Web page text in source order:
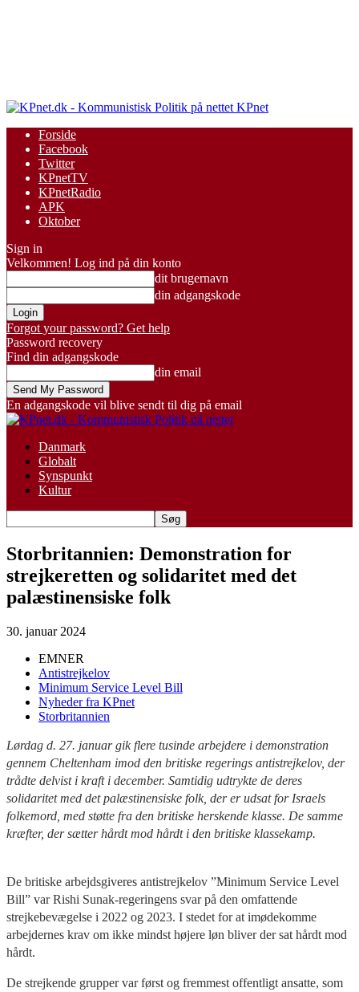
KPnet
Forside
Facebook
Twitter
KPnetTV
KPnetRadio
APK
Oktober
Sign in
Velkommen! Log ind på din konto
dit brugernavn
din adgangskode
Forgot your password? Get help
Password recovery
Find din adgangskode
din email
En adgangskode vil blive sendt til dig på email
Danmark
Globalt
Synspunkt
Kultur
Storbritannien: Demonstration for
strejkeretten og solidaritet med det
palæstinensiske folk
30. januar 2024
EMNER
Antistrejkelov
Minimum Service Level Bill
Nyheder fra KPnet
Storbritannien
Lørdag d. 27. januar gik flere tusinde arbejdere i demonstration
gennem Cheltenham imod den britiske regerings antistrejkelov, der
trådte delvist i kraft i december. Samtidig udtrykte de deres
solidaritet med det palæstinensiske folk, der er udsat for Israels
folkemord, med støtte fra den britiske herskende klasse. De samme
kræfter, der sætter hårdt mod hårdt i den britiske klassekamp.
De britiske arbejdsgiveres antistrejkelov ”Minimum Service Level
Bill” var Rishi Sunak-regeringens svar på den omfattende
strejkebevægelse i 2022 og 2023. I stedet for at imødekomme
arbejdernes krav om ikke mindst højere løn bliver der sat hårdt mod
hårdt.
De strejkende grupper var først og fremmest offentligt ansatte, som